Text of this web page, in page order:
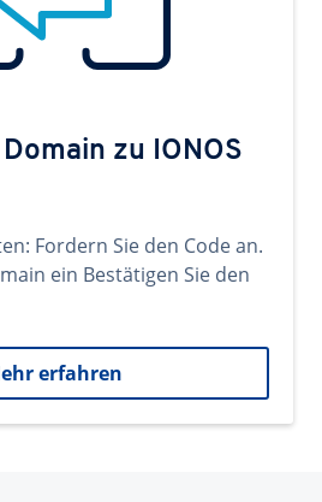
zu IONOS
Fordern Sie den Code an.
ein Bestätigen Sie den
erfahren